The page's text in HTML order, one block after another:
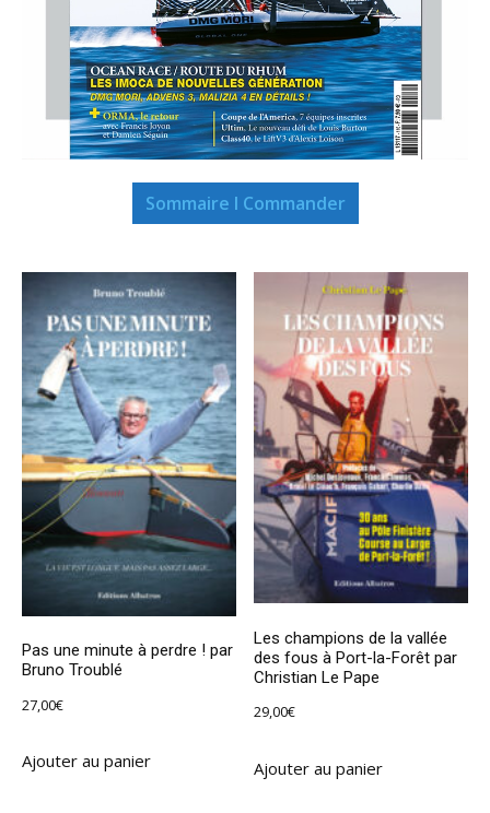
Sommaire I Commander
Pas une minute à perdre ! par
Bruno Troublé
27,00€
Ajouter au panier
Les champions de la vallée
des fous à Port-la-Forêt par
Christian Le Pape
29,00€
Ajouter au panier